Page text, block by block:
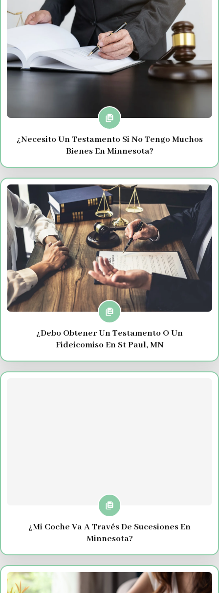
¿Necesito Un Testamento Si No Tengo Muchos
Bienes En Minnesota?
¿Debo Obtener Un Testamento O Un
Fideicomiso En St Paul, MN
¿Mi Coche Va A Través De Sucesiones En
Minnesota?